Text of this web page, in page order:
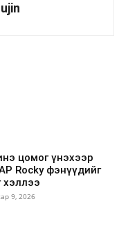
цомог үнэхээр
Rocky фэнүүдийг
хэллээ
9, 2026